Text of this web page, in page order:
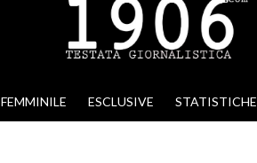
FEMMINILE ESCLUSIVE STATISTICHE